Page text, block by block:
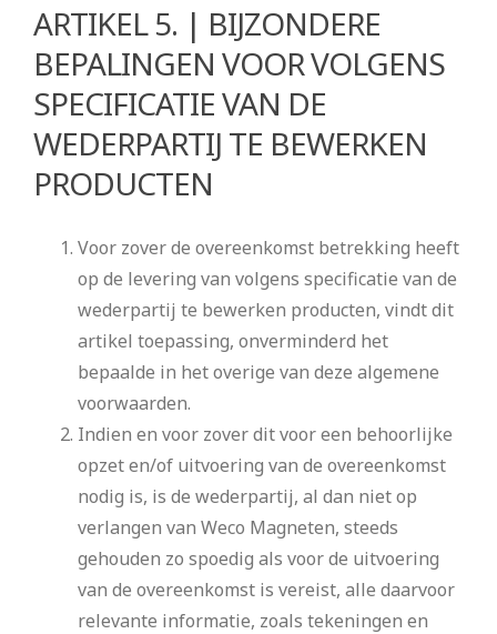
ARTIKEL 5. | BIJZONDERE
BEPALINGEN VOOR VOLGENS
SPECIFICATIE VAN DE
WEDERPARTIJ TE BEWERKEN
PRODUCTEN
Voor zover de overeenkomst betrekking heeft
op de levering van volgens specificatie van de
wederpartij te bewerken producten, vindt dit
artikel toepassing, onverminderd het
bepaalde in het overige van deze algemene
voorwaarden.
Indien en voor zover dit voor een behoorlijke
opzet en/of uitvoering van de overeenkomst
nodig is, is de wederpartij, al dan niet op
verlangen van Weco Magneten, steeds
gehouden zo spoedig als voor de uitvoering
van de overeenkomst is vereist, alle daarvoor
relevante informatie, zoals tekeningen en